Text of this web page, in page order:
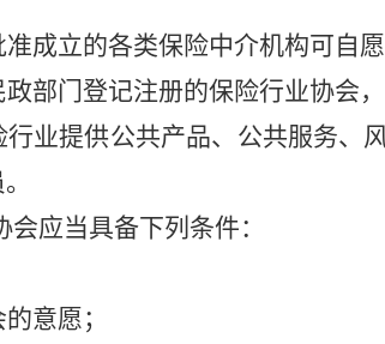
准成立的各类保险中介机构可自
部门登记注册的保险行业协会
业提供公共产品、公共服务、
会应当具备下列条件：
意愿；